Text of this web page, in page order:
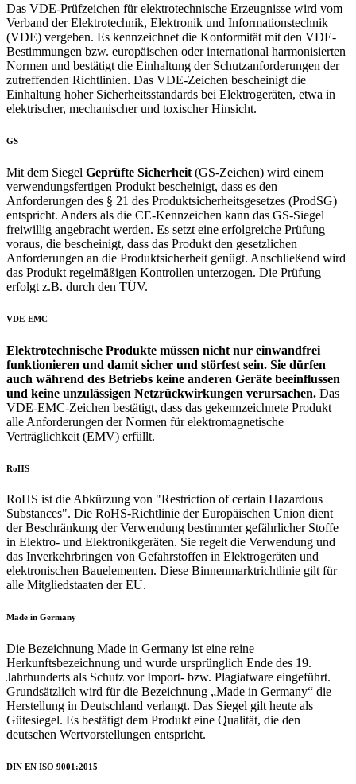
Das VDE-Prüfzeichen für elektrotechnische Erzeugnisse wird vom
Verband der Elektrotechnik, Elektronik und Informationstechnik
(VDE) vergeben. Es kennzeichnet die Konformität mit den VDE-
Bestimmungen bzw. europäischen oder international harmonisierten
Normen und bestätigt die Einhaltung der Schutzanforderungen der
zutreffenden Richtlinien. Das VDE-Zeichen bescheinigt die
Einhaltung hoher Sicherheitsstandards bei Elektrogeräten, etwa in
elektrischer, mechanischer und toxischer Hinsicht.
GS
Mit dem Siegel Geprüfte Sicherheit (GS-Zeichen) wird einem
verwendungsfertigen Produkt bescheinigt, dass es den
Anforderungen des § 21 des Produktsicherheitsgesetzes (ProdSG)
entspricht. Anders als die CE-Kennzeichen kann das GS-Siegel
freiwillig angebracht werden. Es setzt eine erfolgreiche Prüfung
voraus, die bescheinigt, dass das Produkt den gesetzlichen
Anforderungen an die Produktsicherheit genügt. Anschließend wird
das Produkt regelmäßigen Kontrollen unterzogen. Die Prüfung
erfolgt z.B. durch den TÜV.
VDE-EMC
Elektrotechnische Produkte müssen nicht nur einwandfrei
funktionieren und damit sicher und störfest sein. Sie dürfen
auch während des Betriebs keine anderen Geräte beeinflussen
und keine unzulässigen Netzrückwirkungen verursachen. Das
VDE-EMC-Zeichen bestätigt, dass das gekennzeichnete Produkt
alle Anforderungen der Normen für elektromagnetische
Verträglichkeit (EMV) erfüllt.
RoHS
RoHS ist die Abkürzung von "Restriction of certain Hazardous
Substances". Die RoHS-Richtlinie der Europäischen Union dient
der Beschränkung der Verwendung bestimmter gefährlicher Stoffe
in Elektro- und Elektronikgeräten. Sie regelt die Verwendung und
das Inverkehrbringen von Gefahrstoffen in Elektrogeräten und
elektronischen Bauelementen. Diese Binnenmarktrichtlinie gilt für
alle Mitgliedstaaten der EU.
Made in Germany
Die Bezeichnung Made in Germany ist eine reine
Herkunftsbezeichnung und wurde ursprünglich Ende des 19.
Jahrhunderts als Schutz vor Import- bzw. Plagiatware eingeführt.
Grundsätzlich wird für die Bezeichnung „Made in Germany“ die
Herstellung in Deutschland verlangt. Das Siegel gilt heute als
Gütesiegel. Es bestätigt dem Produkt eine Qualität, die den
deutschen Wertvorstellungen entspricht.
DIN EN ISO 9001:2015